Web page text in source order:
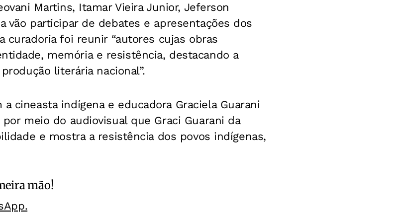
Martins, Itamar Vieira Junior, Jeferson
vão participar de debates e apresentações dos
curadoria foi reunir “autores cujas obras
memória e resistência, destacando a
literária nacional”.
cineasta indígena e educadora Graciela Guarani
meio do audiovisual que Graci Guarani da
e mostra a resistência dos povos indígenas,
mão!